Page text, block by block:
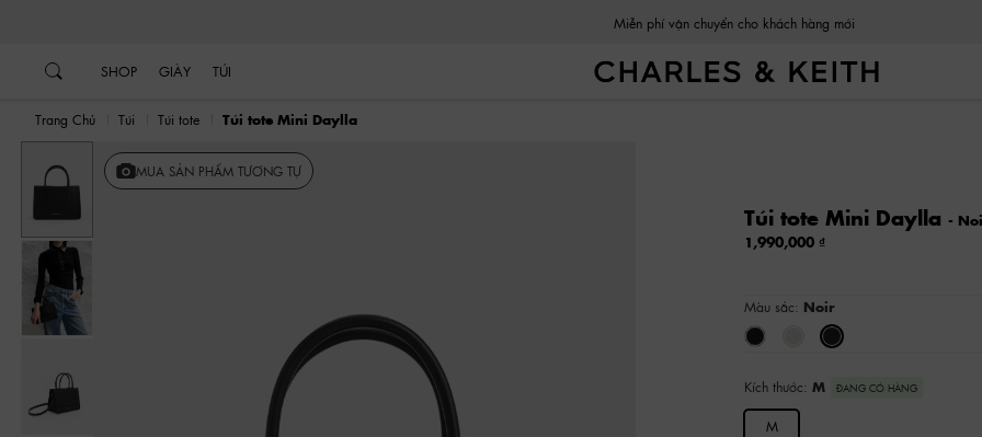
Miễn phí vận chuyển cho khách hàng mới
SHOP GIÀY TÚI
Trang Chủ Túi Túi tote Túi tote Mini Daylla
MUA SẢN PHẨM TƯƠNG TỰ
Túi tote Mini Daylla -
1,990,000
Màu sắc: Noir
Kích thước: M ĐANG CÓ HÀNG
M